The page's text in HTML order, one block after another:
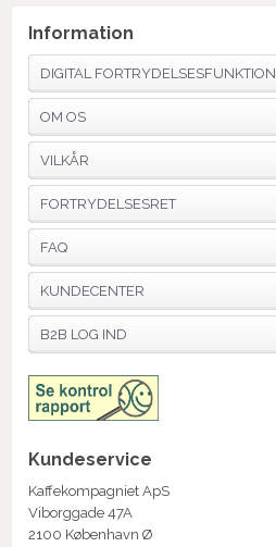
Information
DIGITAL FORTRYDELSESFUNKTION
OM OS
VILKÅR
FORTRYDELSESRET
FAQ
KUNDECENTER
B2B LOG IND
Kundeservice
Kaffekompagniet ApS
Viborggade 47A
2100 København Ø